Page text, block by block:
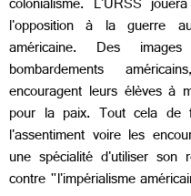
colonialisme. L'URSS
l'opposition à la guerre
américaine. Des
bombardements
encouragent leurs élèves à
pour la paix. Tout cela de
l'assentiment voire les
une spécialité d'utiliser son
contre "l'impérialisme